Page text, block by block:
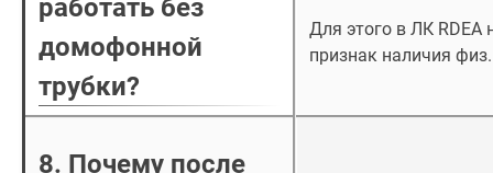
работать без
домофонной
трубки?
Для этого в ЛК RDEA
признак наличия
8. Почему после